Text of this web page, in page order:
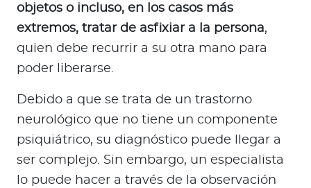
objetos o incluso, en los casos más
extremos, tratar de asfixiar a la persona,
quien debe recurrir a su otra mano para
poder liberarse.
Debido a que se trata de un trastorno
neurológico que no tiene un componente
psiquiátrico, su diagnóstico puede llegar a
ser complejo. Sin embargo, un especialista
lo puede hacer a través de la observación